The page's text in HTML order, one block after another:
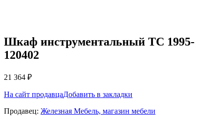
Шкаф инструментальный ТС 1995-
120402
21 364 ₽
На сайт продавцаДобавить в закладки
Продавец: Железная Мебель, магазин мебели